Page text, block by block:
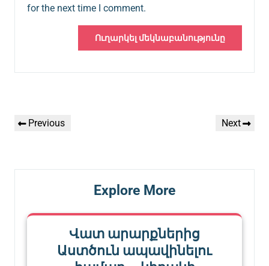
for the next time I comment.
նավարկումը
Previous
Previous
Next
Next
Explore More
Վատ արարքներից
Աստծուն ապավինելու